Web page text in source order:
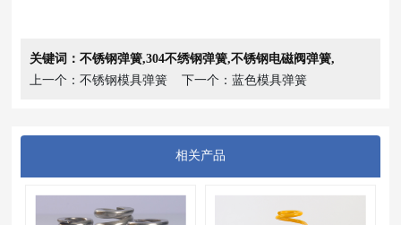
关键词：不锈钢弹簧,304不绣钢弹簧,不锈钢电磁阀弹簧,
上一个：不锈钢模具弹簧 下一个：蓝色模具弹簧
相关产品